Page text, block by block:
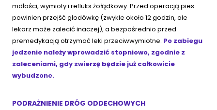
mdłości, wymioty i refluks żołądkowy. Przed operacją pies
powinien przejść głodówkę (zwykle około 12 godzin, ale
lekarz może zalecić inaczej), a bezpośrednio przed
premedykacją otrzymać leki przeciwwymiotne. Po zabiegu
jedzenie należy wprowadzić stopniowo, zgodnie z
zaleceniami, gdy zwierzę będzie już całkowicie
wybudzone.
PODRAŻNIENIE DRÓG ODDECHOWYCH